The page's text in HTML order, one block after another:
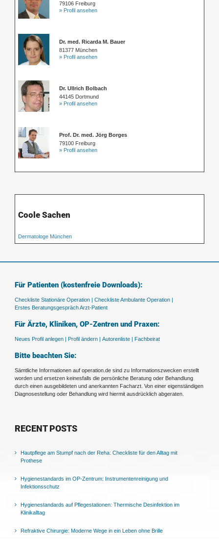
79106 Freiburg
» Profil ansehen
Dr. med. Ricarda M. Bauer
81377 München
» Profil ansehen
Dr. Ullrich Bolbach
44145 Dortmund
» Profil ansehen
Prof. Dr. med. Jörg Borges
79100 Freiburg
» Profil ansehen
Coole Sachen
Dermatologe München
Für Patienten (kostenfreie Downloads):
Checkliste Stationäre Operation | Checkliste Ambulante Operation |
Erstes Beratungsgespräch Arzt-Patient
Für Ärzte, Kliniken, OP-Zentren und Praxen:
Neues Profil anlegen | Profil ändern | Autorenliste | Fachbeirat
Bitte beachten Sie:
Sämtliche Informationen auf operation.de sind zu Informationszwecken erstellt
worden und ersetzen keinesfalls die persönliche Beratung oder Behandlung
durch einen ausgebildeten und anerkannten Facharzt. Von einer eigenständigen
Diagnosestellung oder Behandlung wird hiermit ausdrücklich abgeraten.
RECENT POSTS
Hautpflege am Stumpf nach der Reha: Checkliste für den Alltag mit
Prothese
Hygienestandards im OP-Zentrum: Instrumentenreinigung und
Infektionsschutz
Hygienestandards auf Pflegestationen: Thermische Desinfektion im
Klinikalltag
Refraktive Chirurgie: Moderne Wege in ein Leben ohne Brille